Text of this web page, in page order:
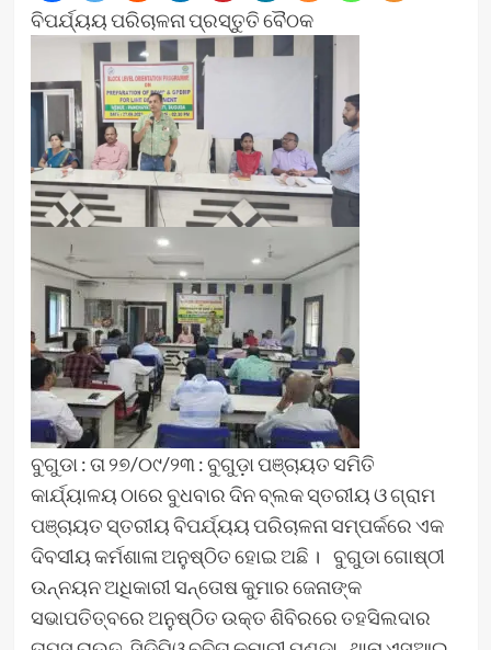
ବିପର୍ଯ୍ୟୟ ପରିଚାଳନା ପ୍ରସ୍ତୁତି ବୈଠକ
ବୁଗୁଡା : ତା ୨୭/୦୯/୨୩ : ବୁଗୁଡ଼ା ପଞ୍ଚାୟତ ସମିତି
କାର୍ଯ୍ୟାଳୟ ଠାରେ ବୁଧବାର ଦିନ ବ୍ଲକ ସ୍ତରୀୟ ଓ ଗ୍ରାମ
ପଞ୍ଚାୟତ ସ୍ତରୀୟ ବିପର୍ଯ୍ୟୟ ପରିଚାଳନା ସମ୍ପର୍କରେ ଏକ
ଦିବସୀୟ କର୍ମଶାଳା ଅନୁଷ୍ଠିତ ହୋଇ ଅଛି । ବୁଗୁଡା ଗୋଷ୍ଠୀ
ଉନ୍ନୟନ ଅଧିକାରୀ ସନ୍ତୋଷ କୁମାର ଜେନାଙ୍କ
ସଭାପତିତ୍ବରେ ଅନୁଷ୍ଠିତ ଉକ୍ତ ଶିବିରରେ ତହସିଲଦାର